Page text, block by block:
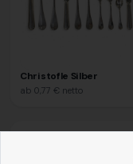
Christofle Silber
ab 0,77 € netto